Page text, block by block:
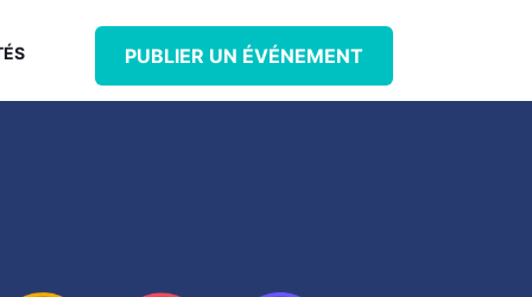
PUBLIER UN ÉVÉNEMENT